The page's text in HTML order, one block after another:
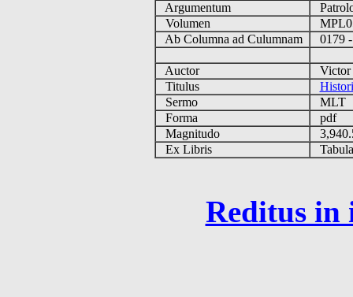
Argumentum
Volumen
Ab Columna ad Culumnam
0179
Auctor
Victor
Titulus
Sermo
MLT
Forma
pdf
Magnitudo
Ex Libris
Reditus in